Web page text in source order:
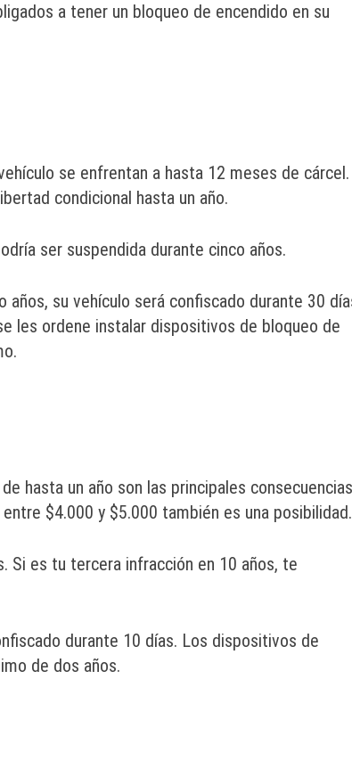
a tener un bloqueo de encendido en su
se enfrentan a hasta 12 meses de cárcel.
condicional hasta un año.
ser suspendida durante cinco años.
su vehículo será confiscado durante 30
les ordene instalar dispositivos de bloqueo de
hasta un año son las principales
$4.000 y $5.000 también es una posibilidad.
Si es tu tercera infracción en 10 años, te
durante 10 días. Los dispositivos de
de dos años.